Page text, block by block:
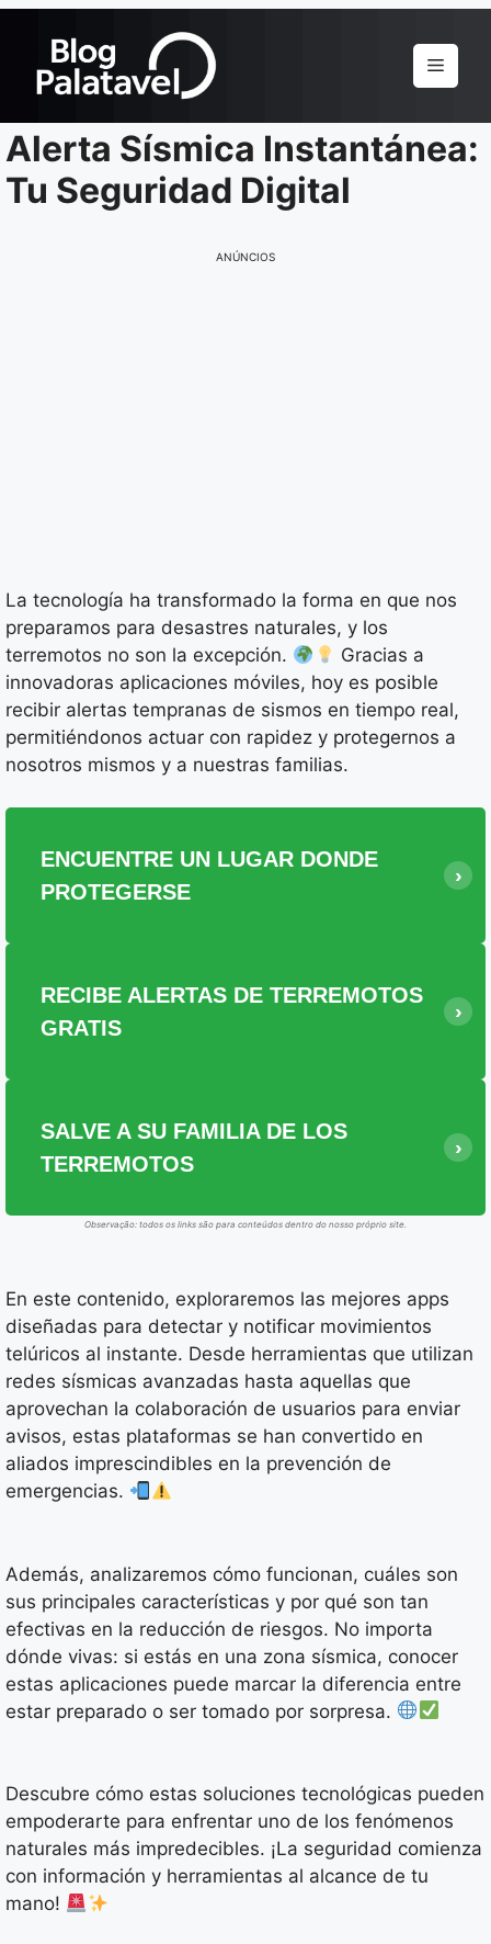
Menu
Alerta Sísmica Instantánea:
Tu Seguridad Digital
ANÚNCIOS
La tecnología ha transformado la forma en que nos
preparamos para desastres naturales, y los
terremotos no son la excepción.
Gracias a
innovadoras aplicaciones móviles, hoy es posible
recibir alertas tempranas de sismos en tiempo real,
permitiéndonos actuar con rapidez y protegernos a
nosotros mismos y a nuestras familias.
ENCUENTRE UN LUGAR DONDE
PROTEGERSE
RECIBE ALERTAS DE TERREMOTOS
GRATIS
SALVE A SU FAMILIA DE LOS
TERREMOTOS
Observação: todos os links são para conteúdos dentro do nosso próprio site.
En este contenido, exploraremos las mejores apps
diseñadas para detectar y notificar movimientos
telúricos al instante. Desde herramientas que utilizan
redes sísmicas avanzadas hasta aquellas que
aprovechan la colaboración de usuarios para enviar
avisos, estas plataformas se han convertido en
aliados imprescindibles en la prevención de
emergencias.
Además, analizaremos cómo funcionan, cuáles son
sus principales características y por qué son tan
efectivas en la reducción de riesgos. No importa
dónde vivas: si estás en una zona sísmica, conocer
estas aplicaciones puede marcar la diferencia entre
estar preparado o ser tomado por sorpresa.
Descubre cómo estas soluciones tecnológicas pueden
empoderarte para enfrentar uno de los fenómenos
naturales más impredecibles. ¡La seguridad comienza
con información y herramientas al alcance de tu
mano!